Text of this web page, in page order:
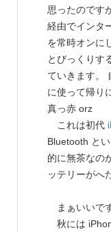
思ったのです
経由でインタ
を常時オンに
とびっくりす
ていきます。
に使って帰り
真っ赤 orz
これは初代
Bluetooth と
的に無茶なの
ッテリーがへ
まぁいいです
秋には